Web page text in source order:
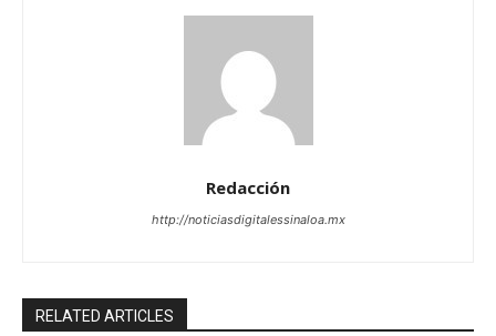
Redacción
http://noticiasdigitalessinaloa.mx
RELATED ARTICLES